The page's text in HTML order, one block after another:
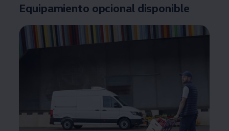
Equipamiento opcional disponible